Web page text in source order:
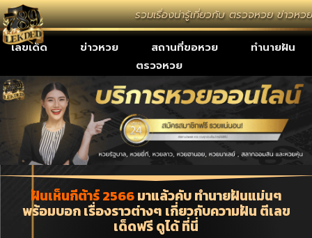
รวมเรื่องน่ารู้เกี่ยวกับ ตรวจหวย ข่าวหวย
เลขเด็ด ข่าวหวย สถานที่ขอหวย
ทำนายฝัน
ตรวจหวย
ฝันเห็นกีต้าร์ 2566มาแล้วคับ ทำนายฝันแม่นๆ
พร้อมบอก เรื่องราวต่างๆ เกี่ยวกับความฝัน ตีเลข
เด็ดฟรี ดูได้ ที่นี่